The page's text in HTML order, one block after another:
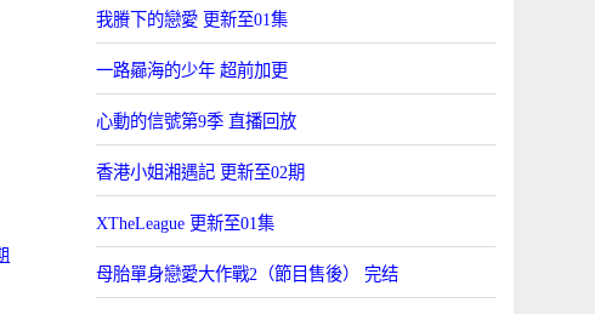
我賸下的戀愛 更新至01集
一路曏海的少年 超前加更
心動的信號第9季 直播回放
香港小姐湘遇記 更新至02期
XTheLeague 更新至01集
母胎單身戀愛大作戰2（節目售後） 完结